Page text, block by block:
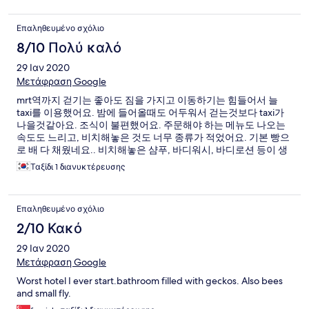
Επαληθευμένο σχόλιο
8/10 Πολύ καλό
29 Ιαν 2020
Μετάφραση Google
mrt역까지 걷기는 좋아도 짐을 가지고 이동하기는 힘들어서 늘
taxi를 이용했어요. 밤에 들어올때도 어두워서 걷는것보다 taxi가
나을것같아요. 조식이 불편했어요. 주문해야 하는 메뉴도 나오는
속도도 느리고, 비치해놓은 것도 너무 종류가 적었어요. 기본 빵으
로 배 다 채웠네요.. 비치해놓은 샴푸, 바디워시, 바디로션 등이 생
강인지 인삼냄새인지라 좀 별로였네요 ㅠㅠ 그래도 친환경적으로
플라스틱대신 나무 사용해서 좋았어요
Ταξίδι 1 διανυκτέρευσης
Επαληθευμένο σχόλιο
2/10 Κακό
29 Ιαν 2020
Μετάφραση Google
Worst hotel I ever start.bathroom filled with geckos. Also bees
and small fly.